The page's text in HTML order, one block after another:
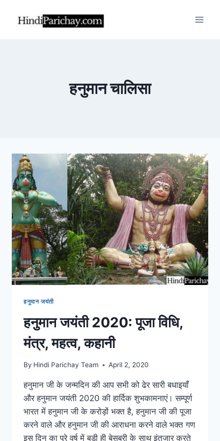
हनुमान चालिसा
हनुमान जयंती
हनुमान जयंती 2020: पूजा विधि,
मंत्र, महत्व, कहानी
By Hindi Parichay Team April 2, 2020
हनुमान जी के जन्मदिन की आप सभी को ढेर सारी बधाइयाँ
और हनुमान जयंती 2020 की हार्दिक शुभकामनाएं। सम्पूर्ण
भारत में हनुमान जी के करोड़ों भक्त है, हनुमान जी की पूजा
करने वाले और हनुमान जी की आराधना करने वाले भक्त गण
इस दिन का पूरे वर्ष में बड़ी ही बेसब्री के साथ इंतजार करते